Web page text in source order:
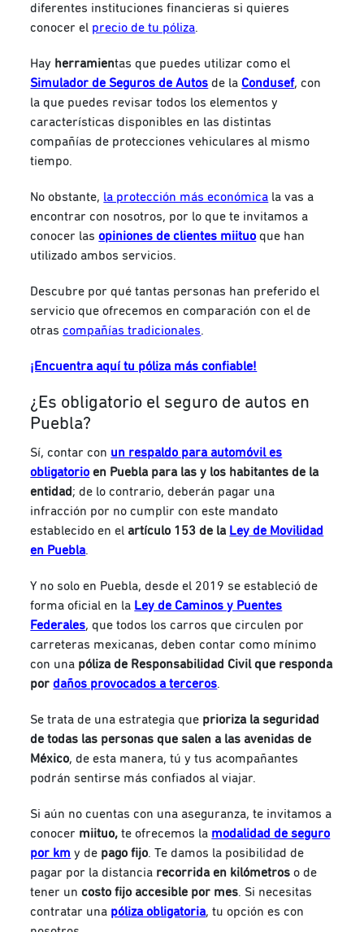
diferentes instituciones financieras si quieres
conocer el precio de tu póliza.
Hay herramientas que puedes utilizar como el
Simulador de Seguros de Autos de la Condusef, con
la que puedes revisar todos los elementos y
características disponibles en las distintas
compañías de protecciones vehiculares al mismo
tiempo.
No obstante, la protección más económica la vas a
encontrar con nosotros, por lo que te invitamos a
conocer las opiniones de clientes miituo que han
utilizado ambos servicios.
Descubre por qué tantas personas han preferido el
servicio que ofrecemos en comparación con el de
otras compañías tradicionales.
¡Encuentra aquí tu póliza más confiable!
¿Es obligatorio el seguro de autos en
Puebla?
Sí, contar con un respaldo para automóvil es
obligatorio en Puebla para las y los habitantes de la
entidad; de lo contrario, deberán pagar una
infracción por no cumplir con este mandato
establecido en el artículo 153 de la Ley de Movilidad
en Puebla.
Y no solo en Puebla, desde el 2019 se estableció de
forma oficial en la Ley de Caminos y Puentes
Federales, que todos los carros que circulen por
carreteras mexicanas, deben contar como mínimo
con una póliza de Responsabilidad Civil que responda
pordaños provocados a terceros.
Se trata de una estrategia que prioriza la seguridad
de todas las personas que salen a las avenidas de
México, de esta manera, tú y tus acompañantes
podrán sentirse más confiados al viajar.
Si aún no cuentas con una aseguranza, te invitamos a
conocer miituo, te ofrecemos la modalidad de seguro
por km y de pago fijo. Te damos la posibilidad de
pagar por la distancia recorrida en kilómetros o de
tener uncosto fijo accesible por mes. Si necesitas
contratar una póliza obligatoria, tu opción es con